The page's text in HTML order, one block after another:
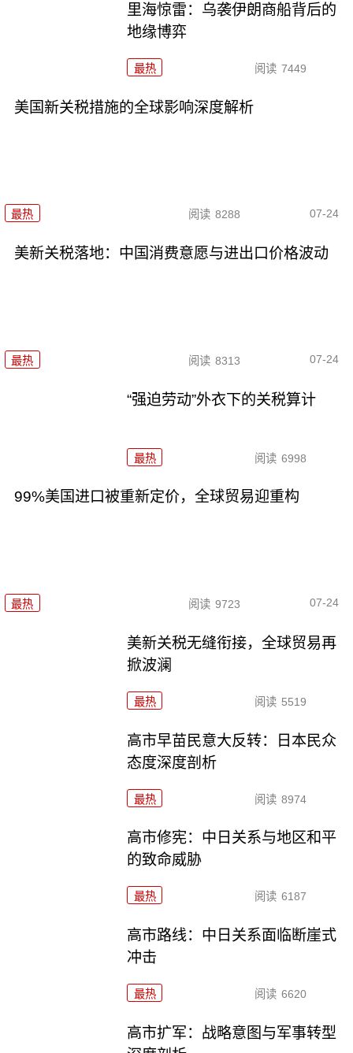
里海惊雷：乌袭伊朗商船背后的
地缘博弈
最热 阅读 7449
美国新关税措施的全球影响深度解析
最热 阅读 8288 07-24
美新关税落地：中国消费意愿与进出口价格波动
最热 阅读 8313 07-24
“强迫劳动”外衣下的关税算计
最热 阅读 6998
99%美国进口被重新定价，全球贸易迎重构
最热 阅读 9723 07-24
美新关税无缝衔接，全球贸易再
掀波澜
最热 阅读 5519
高市早苗民意大反转：日本民众
态度深度剖析
最热 阅读 8974
高市修宪：中日关系与地区和平
的致命威胁
最热 阅读 6187
高市路线：中日关系面临断崖式
冲击
最热 阅读 6620
高市扩军：战略意图与军事转型